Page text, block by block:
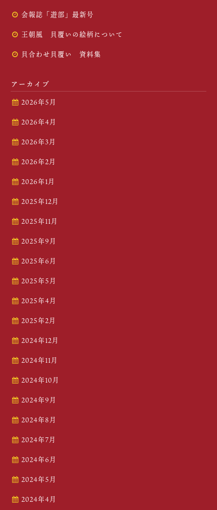
会報誌「遊部」最新号
王朝風 貝覆いの絵柄について
貝合わせ貝覆い 資料集
アーカイブ
2026年5月
2026年4月
2026年3月
2026年2月
2026年1月
2025年12月
2025年11月
2025年9月
2025年6月
2025年5月
2025年4月
2025年2月
2024年12月
2024年11月
2024年10月
2024年9月
2024年8月
2024年7月
2024年6月
2024年5月
2024年4月